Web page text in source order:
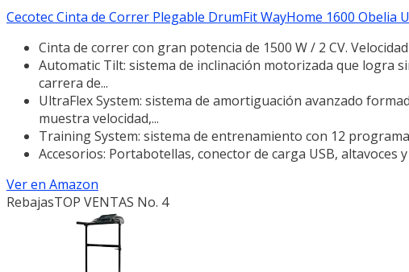
Cecotec Cinta de Correr Plegable DrumFit WayHome 1600 Obelia
Cinta de correr con gran potencia de 1500 W / 2 CV.
Automatic Tilt: sistema de inclinación motorizada que logra
carrera de...
UltraFlex System: sistema de amortiguación avanzado
muestra velocidad,...
Training System: sistema de entrenamiento con 12
Accesorios: Portabotellas, conector de carga USB, altavoces
Ver en Amazon
RebajasTOP VENTAS No. 4